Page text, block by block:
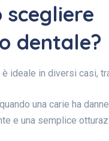
scegliere
dentale?
ideale in diversi casi,
una carie ha
e una semplice